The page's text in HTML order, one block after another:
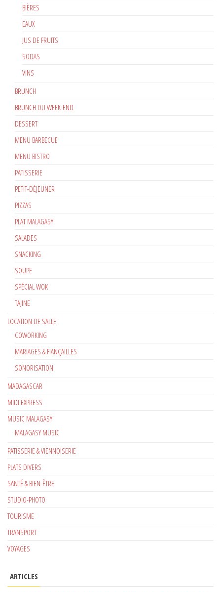
BIÈRES
EAUX
JUS DE FRUITS
SODAS
VINS
BRUNCH
BRUNCH DU WEEK-END
DESSERT
MENU BARBECUE
MENU BISTRO
PATISSERIE
PETIT-DÉJEUNER
PIZZAS
PLAT MALAGASY
SALADES
SNACKING
SOUPE
SPÉCIAL WOK
TAJINE
LOCATION DE SALLE
COWORKING
MARIAGES & FIANÇAILLES
SONORISATION
MADAGASCAR
MIDI EXPRESS
MUSIC MALAGASY
MALAGASY MUSIC
PATISSERIE & VIENNOISERIE
PLATS DIVERS
SANTÉ & BIEN-ÊTRE
STUDIO-PHOTO
TOURISME
TRANSPORT
VOYAGES
ARTICLES